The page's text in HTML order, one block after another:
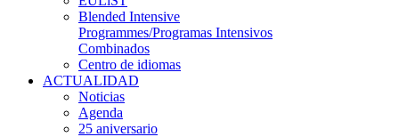
Blended Intensive
Programmes/Programas Intensivos
Combinados
Centro de idiomas
ACTUALIDAD
Noticias
Agenda
25 aniversario